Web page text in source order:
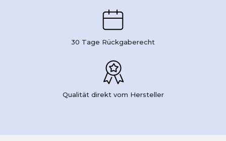
30 Tage Rückgaberecht
Qualität direkt vom Hersteller